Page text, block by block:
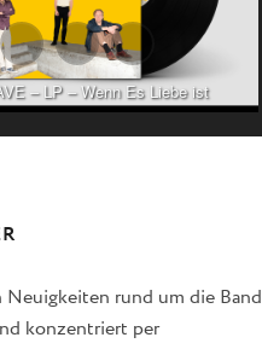
– LP – Wenn Es Liebe ist
rund um die Band
konzentriert per